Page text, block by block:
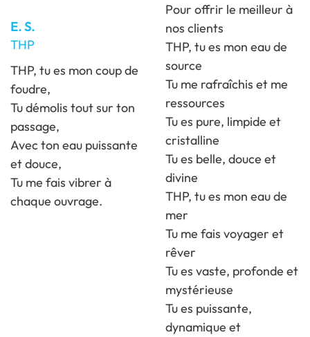
Pour offrir le meilleur à
nos clients
THP, tu es mon eau de
source
Tu me rafraîchis et me
ressources
Tu es pure, limpide et
cristalline
Tu es belle, douce et
divine
THP, tu es mon eau de
mer
Tu me fais voyager et
rêver
Tu es vaste, profonde et
mystérieuse
Tu es puissante,
dynamique et
E. S.
THP
THP, tu es mon coup de
foudre,
Tu démolis tout sur ton
passage,
Avec ton eau puissante
et douce,
Tu me fais vibrer à
chaque ouvrage.